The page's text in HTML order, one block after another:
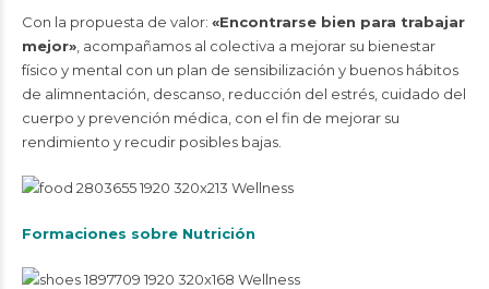
Con la propuesta de valor: «Encontrarse bien para trabajar
mejor» , acompañamos al colectiva a mejorar su bienestar
físico y mental con un plan de sensibilización y buenos hábitos
de alimnentación, descanso, reducción del estrés, cuidado del
cuerpo y prevención médica, con el fin de mejorar su
rendimiento y recudir posibles bajas.
Formaciones sobre Nutrición